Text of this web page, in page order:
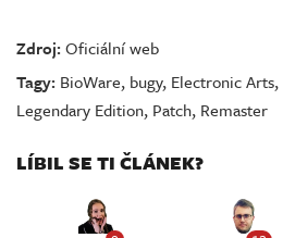
Zdroj:Oficiální web
Tagy: BioWare, bugy, Electronic Arts,
Legendary Edition, Patch, Remaster
LÍBIL SE TI ČLÁNEK?